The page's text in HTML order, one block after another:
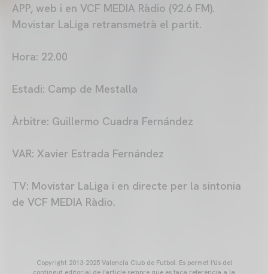
APP, web i en VCF MEDIA Ràdio (92.6 FM).
Movistar LaLiga retransmetrà el partit.
Hora: 22.00
Estadi: Camp de Mestalla
Àrbitre: Guillermo Cuadra Fernández
VAR: Xavier Estrada Fernández
TV: Movistar LaLiga i en directe per la sintonia
de VCF MEDIA Ràdio.
Copyright 2013-2025 Valencia Club de Futbol. Es permet l'ús del
contingut editorial de l'article sempre que es faça referència a la